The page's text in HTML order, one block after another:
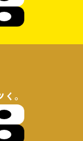
。